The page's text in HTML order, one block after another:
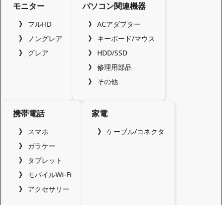
モニター
フルHD
ノングレア
グレア
パソコン関連機器
ACアダプター
キーボード/マウス
HDD/SSD
修理用部品
その他
携帯電話
スマホ
ガラケー
タブレット
モバイルWi-Fi
アクセサリー
家電
ケーブル/コネクタ